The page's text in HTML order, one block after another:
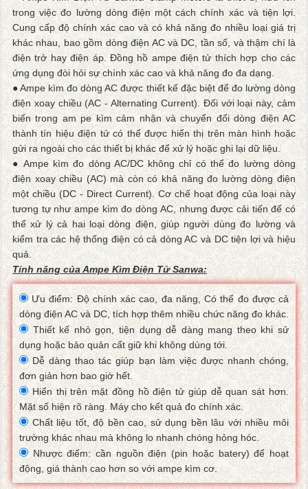
trong việc đo lường dòng điện một cách chính xác và tiện lợi.
Cung cấp độ chính xác cao và có khả năng đo nhiều loại giá trị
khác nhau, bao gồm dòng điện AC và DC, tần số, và thậm chí là
điện trở hay điện áp. Đồng hồ ampe điện tử thích hợp cho các
ứng dụng đòi hỏi sự chính xác cao và khả năng đo đa dạng.
● Ampe kìm đo dòng AC được thiết kế đặc biệt để đo lường dòng
điện xoay chiều (AC - Alternating Current). Đối với loại này, cảm
biến trong am pe kìm cảm nhận và chuyển đổi dòng điện AC
thành tín hiệu điện tử có thể được hiển thị trên màn hình hoặc
gửi ra ngoài cho các thiết bị khác để xử lý hoặc ghi lại dữ liệu.
● Ampe kìm đo dòng AC/DC không chỉ có thể đo lường dòng
điện xoay chiều (AC) mà còn có khả năng đo lường dòng điện
một chiều (DC - Direct Current). Cơ chế hoạt động của loại này
tương tự như ampe kìm đo dòng AC, nhưng được cải tiến để có
thể xử lý cả hai loại dòng điện, giúp người dùng đo lường và
kiểm tra các hệ thống điện có cả dòng AC và DC tiện lợi và hiệu
quả.
Tính năng của Ampe Kìm Điện Tử Sanwa:
Ưu điểm: Độ chính xác cao, đa năng, Có thể đo được cả
dòng điện AC và DC, tích hợp thêm nhiều chức năng đo khác.
Thiết kế nhỏ gọn, tiện dụng dễ dàng mang theo khi sử
dụng hoặc bảo quản cất giữ khi không dùng tới.
Dễ dàng thao tác giúp bạn làm việc được nhanh chóng,
đơn giản hơn bao giờ hết.
Hiển thị trên mặt đồng hồ điện tử giúp dễ quan sát hơn.
Mặt số hiện rõ ràng. Máy cho kết quả đo chính xác.
Chất liệu tốt, độ bền cao, sử dụng bền lâu với nhiều môi
trường khác nhau mà không lo nhanh chóng hỏng hóc.
Nhược điểm: cần nguồn điện (pin hoặc batery) để hoạt
động, giá thành cao hơn so với ampe kìm cơ.